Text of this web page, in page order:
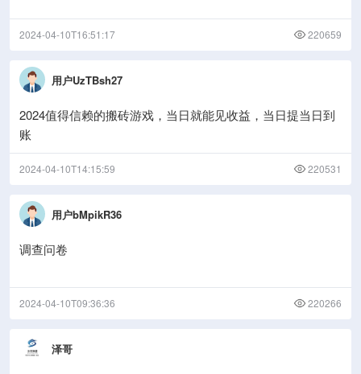
2024-04-10T16:51:17 220659
用户UzTBsh27
2024值得信赖的搬砖游戏，当日就能见收益，当日提当日到
账
2024-04-10T14:15:59 220531
用户bMpikR36
调查问卷
2024-04-10T09:36:36 220266
泽哥